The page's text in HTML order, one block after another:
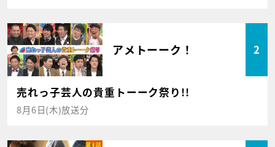
アメトーーク！ 2
売れっ子芸人の貴重トーーク祭り!!
8月6日(木)放送分